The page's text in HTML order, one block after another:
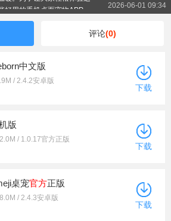
用的手机桌面宠物APP，
小伙伴。
2026-06-01 09:34
评论(0)
中文版
/ 2.4.2安卓版
下载
版
/ 1.0.17官方正版
下载
桌宠官方正版
/ 2.4.3安卓版
下载